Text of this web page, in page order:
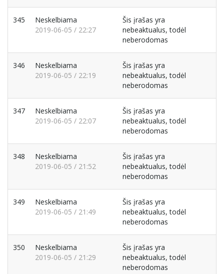
345
Neskelbiama
2019-06-05 / 22:27
Šis įrašas yra
nebeaktualus, todėl
neberodomas
346
Neskelbiama
2019-06-05 / 22:19
Šis įrašas yra
nebeaktualus, todėl
neberodomas
347
Neskelbiama
2019-06-05 / 22:07
Šis įrašas yra
nebeaktualus, todėl
neberodomas
348
Neskelbiama
2019-06-05 / 21:52
Šis įrašas yra
nebeaktualus, todėl
neberodomas
349
Neskelbiama
2019-06-05 / 21:49
Šis įrašas yra
nebeaktualus, todėl
neberodomas
350
Neskelbiama
2019-06-05 / 21:29
Šis įrašas yra
nebeaktualus, todėl
neberodomas